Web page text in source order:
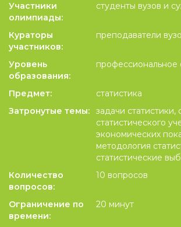
Участники
олимпиады:
студенты вузов и
Кураторы
участников:
преподаватели
Уровень
образования:
профессиональное
Предмет:
статистика
Затронутые темы:
задачи статистики,
статистического
экономических
методология
статистические
Количество
вопросов:
10 вопросов
Ограничение по
времени:
20 минут